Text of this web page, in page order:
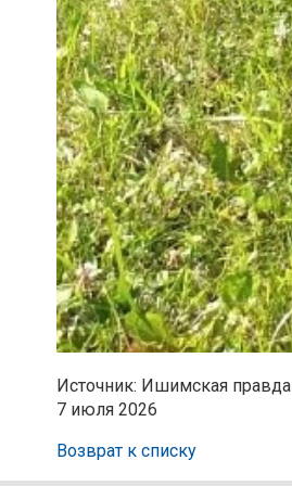
Источник: Ишимская правда
7 июля 2026
Возврат к списку